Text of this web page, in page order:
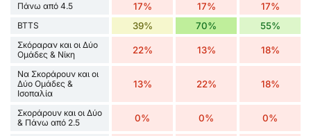
Πάνω από 4.5 17% 17% 17%
BTTS 39% 70% 55%
Σκόραραν και οι Δύο
Ομάδες & Νίκη
22% 13% 18%
Να Σκοράρουν και οι
Δύο Ομάδες &
Ισοπαλία
13% 22% 18%
Σκοράρουν και οι Δύο
& Πάνω από 2.5
0% 0% 0%